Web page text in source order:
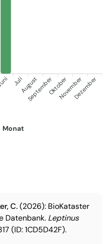
JuliAugust
SeptemberOktoberNovemberDezember
Monat
C.(2026): BioKataster
Datenbank. Leptinus
(ID: 1CD5D42F).